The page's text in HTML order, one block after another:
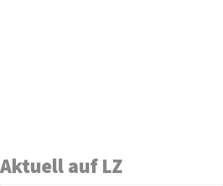
Aktuell auf LZ